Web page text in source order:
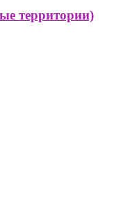
территории)